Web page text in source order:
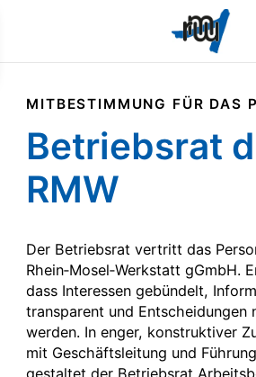
Betriebsrat
RMW
MITBESTIMMUNG FÜR DAS
Der Betriebsrat vertritt das
Rhein‑Mosel‑Werkstatt gGmbH.
dass Interessen gebündelt,
transparent und Entscheidungen
werden. In enger, konstruktiver
mit Geschäftsleitung und